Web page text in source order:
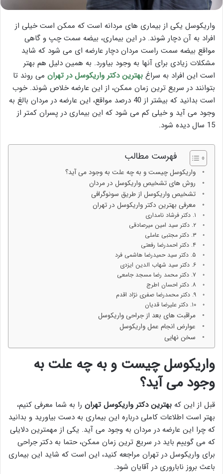
واریکوسل یکی از بیماری های مردانه است که ممکن است خیلی از
افراد به آن دچار شوند. در این بیماری، بیضه سمت چپ و گاهی
مواقع بیضه سمت راست مردان دچار عارضه ای می شود که شاید
مشکلات زیادی برای آنها به وجود بیاورد. به همین دلیل هم بهتر
است این افراد به سراغ بهترین دکتر واریکوسل در تهران می روند تا
بتوانند در سریع ترین زمان ممکن، از این عارضه خلاص شوند. خوب
است بدانید که بیشتر از 40 درصد مواقع، این عارضه در مردان بالغ به
وجود می آید و خیلی کم می شود که این بیماری در پسران کمتر از
15 سال دیده شود.
فهرست مطالب
واریکوسل چیست و به چه علت به وجود می آید؟
روش های تشخیص واریکوسل در مردان
تشخیص واریکوسل از طریق سونوگرافی
معرفی بهترین دکتر واریکوسل در تهران
۱. دکتر فرشاد نامداری
۲. دکتر سید امین میرصادقی
۳. دکتر مجتبی عاملی
۴. دکتر احمدرضا رفعتی
۵. دکتر سید حمیدرضا هاشمی فرد
۶. دکتر سید شهاب الدین ایزدی
۷. دکتر محمد رضا مسجد جامعی
۸. دکتر احسان اطرج
۹. دکتر محمدرضا صفری نژاد اقدم
۱۰. دکتر علیرضا قدیان
مراقبت های بعد از جراحی واریکوسل
عوارض انجام عمل واریکوسل
سخن نهایی
واریکوسل چیست و به چه علت به
وجود می آید؟
قبل از این که بهترین دکتر واریکوسل تهران را به شما معرفی کنیم،
بهتر است اطلاعات کاملی درباره این بیماری به دست بیاورید و بدانید
که چرا این عارضه در مردان به وجود می آید. یکی از مهمترین دلایلی
که می گوییم باید در سریع ترین زمان ممکن، حتما به دکتر جراحی
برای واریکوسل در تهران مراجعه کنید، این است که شاید این بیماری
باعث بروز ناباروری در آقایان شود.